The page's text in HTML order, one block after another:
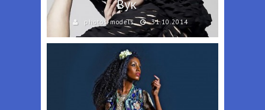
Вук
photos-models 31.10.2014